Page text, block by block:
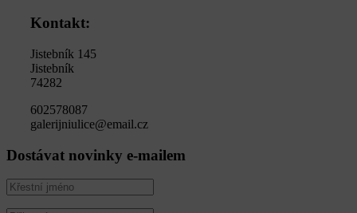
Kontakt:
Jistebník 145
Jistebník
74282
602578087
galerijniulice@email.cz
Dostávat novinky e-mailem